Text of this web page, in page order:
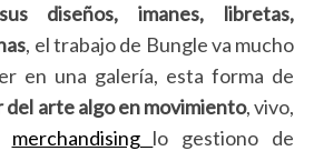
diseños, imanes, libretas,
, el trabajo de Bungle va mucho
en una galería, esta forma de
del arte algo en movimiento, vivo,
merchandising lo gestiono de